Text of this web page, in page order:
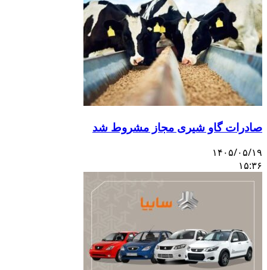
صادرات گاو شیری مجاز مشروط شد
۱۴۰۵/۰۵/۱۹
۱۵:۳۶